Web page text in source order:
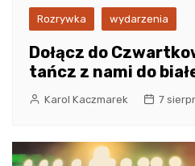
Rozrywka wydarzenia
Dołącz do
tańcz z nami do
Karol Kaczmarek 7